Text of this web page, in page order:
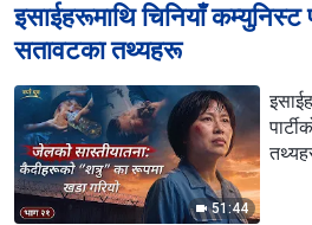
इसाईहरूमाथि चिनियाँ कम्युनिस्ट
सतावटका तथ्यहरू
51:44